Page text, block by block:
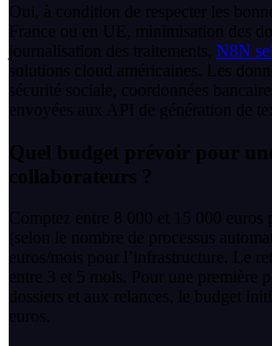
Oui, à condition de respecter les
France ou en UE, minimisation des
journalisation des traitements, N8N
solutions cloud américaines. Les
sécurité sociale, coordonnées
envoyées aux API de génération de
Quel budget prévoir pour
collaborateurs ?
Comptez entre 8 000 et 15 000 euros
(selon le nombre de processus
euros/mois pour l’infrastructure. Le
entre 3 et 5 mois. Pour une première
dossiers et aux relances, le budget
euros.